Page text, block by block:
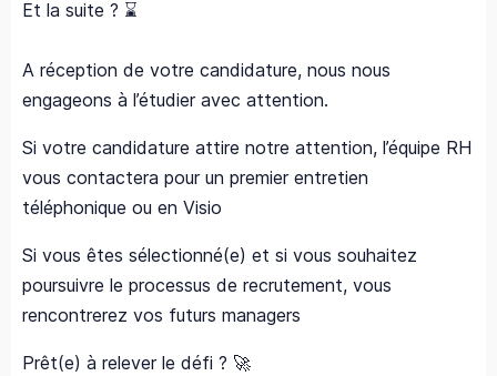
Et la suite ? ⌛
A réception de votre candidature, nous nous
engageons à l’étudier avec attention.
Si votre candidature attire notre attention, l’équipe RH
vous contactera pour un premier entretien
téléphonique ou en Visio
Si vous êtes sélectionné(e) et si vous souhaitez
poursuivre le processus de recrutement, vous
rencontrerez vos futurs managers
Prêt(e) à relever le défi ? 🚀